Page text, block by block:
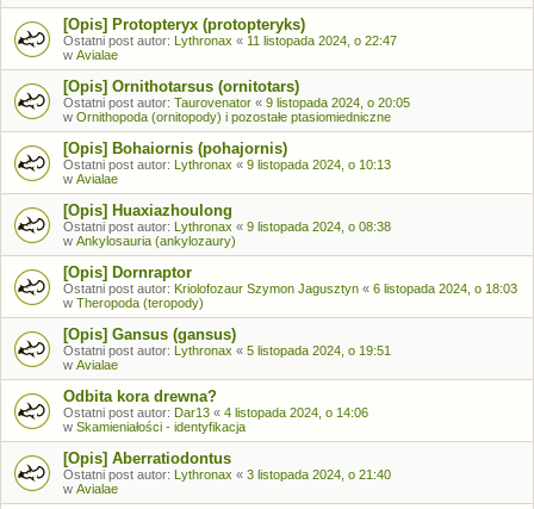
[Opis] Protopteryx (protopteryks)
Ostatni post autor: Lythronax « 11 listopada 2024, o 22:47
w Avialae
[Opis] Ornithotarsus (ornitotars)
Ostatni post autor: Taurovenator « 9 listopada 2024, o 20:05
w Ornithopoda (ornitopody) i pozostałe ptasiomiedniczne
[Opis] Bohaiornis (pohajornis)
Ostatni post autor: Lythronax « 9 listopada 2024, o 10:13
w Avialae
[Opis] Huaxiazhoulong
Ostatni post autor: Lythronax « 9 listopada 2024, o 08:38
w Ankylosauria (ankylozaury)
[Opis] Dornraptor
Ostatni post autor: Kriolofozaur Szymon Jagusztyn « 6 listopada 2024, o 18:03
w Theropoda (teropody)
[Opis] Gansus (gansus)
Ostatni post autor: Lythronax « 5 listopada 2024, o 19:51
w Avialae
Odbita kora drewna?
Ostatni post autor: Dar13 « 4 listopada 2024, o 14:06
w Skamieniałości - identyfikacja
[Opis] Aberratiodontus
Ostatni post autor: Lythronax « 3 listopada 2024, o 21:40
w Avialae